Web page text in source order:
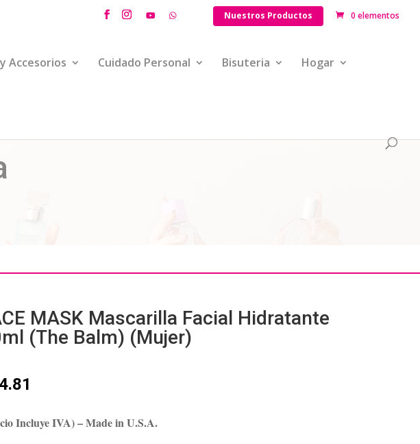
Nuestros Productos 0 elementos
Accesorios Cuidado Personal Bisuteria Hogar
MASK Mascarilla Facial Hidratante
(The Balm) (Mujer)
Incluye IVA) – Made in U.S.A.